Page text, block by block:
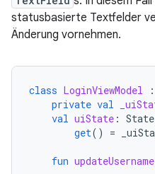
statusbasierte Textfelder
Änderung vornehmen.
class LoginViewModel :
private val
val uiState :
get() =
fun updateUsername